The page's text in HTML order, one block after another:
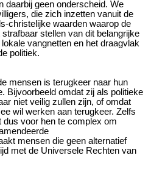
daarbij geen onderscheid. We
die zich inzetten vanuit de
christelijke waarden waarop de
stellen van dit belangrijke
vangnetten en het draagvlak
politiek.
mensen is terugkeer naar hun
Bijvoorbeeld omdat zij als politieke
niet veilig zullen zijn, of omdat
wil werken aan terugkeer. Zelfs
dus voor hen te complex om
mensen die geen alternatief
met de Universele Rechten van